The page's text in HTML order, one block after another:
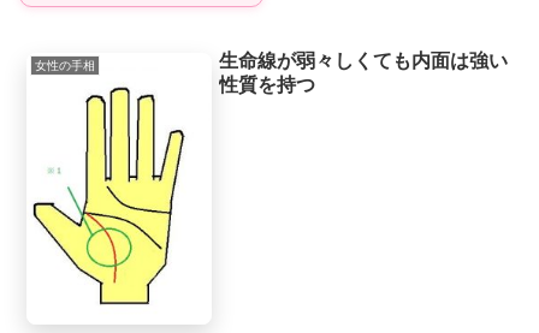
女性の手相
生命線が弱々しくても内面は強い
性質を持つ